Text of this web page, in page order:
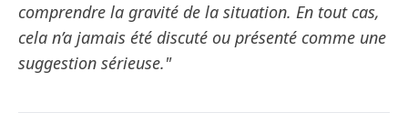
comprendre la gravité de la situation. En tout cas,
cela n’a jamais été discuté ou présenté comme une
suggestion sérieuse."